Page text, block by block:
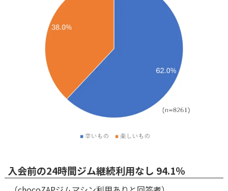
入会前の24時間ジム継続利用なし 94.1％